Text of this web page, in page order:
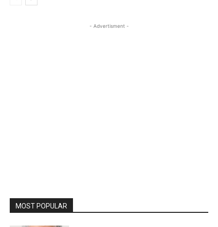
- Advertisment -
MOST POPULAR